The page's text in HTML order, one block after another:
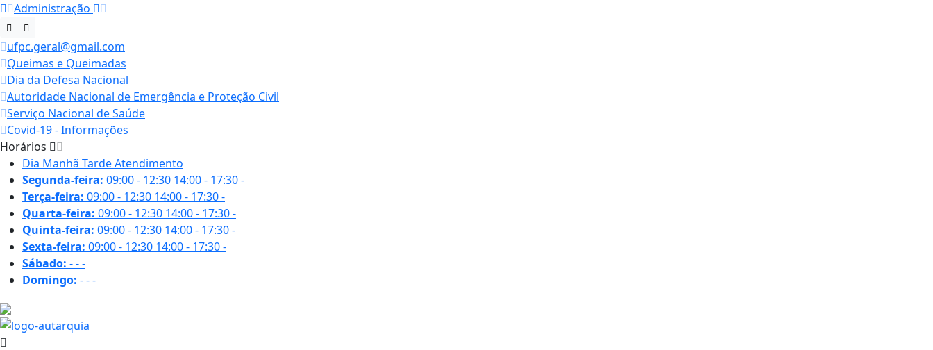
Administração
ufpc.geral@gmail.com
Queimas e Queimadas
Dia da Defesa Nacional
Autoridade Nacional de Emergência e Proteção Civil
Serviço Nacional de Saúde
Covid-19 - Informações
Horários
Dia Manhã TardeAtendimento
Segunda-feira: 09:00 - 12:30 14:00 - 17:30-
Terça-feira: 09:00 - 12:30 14:00 - 17:30-
Quarta-feira: 09:00 - 12:30 14:00 - 17:30-
Quinta-feira: 09:00 - 12:30 14:00 - 17:30-
Sexta-feira: 09:00 - 12:30 14:00 - 17:30-
Sábado: ---
Domingo: ---